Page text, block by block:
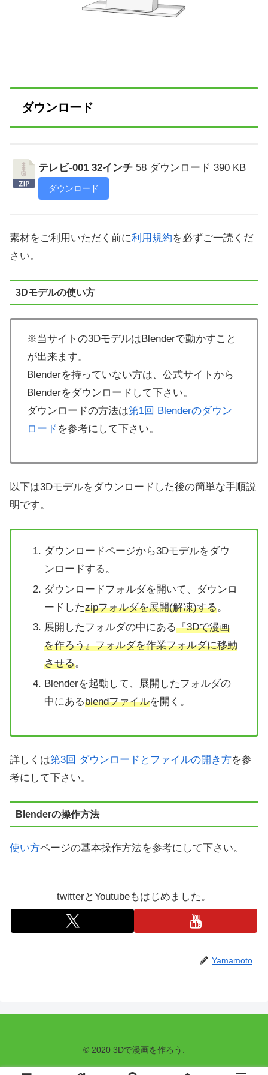
ダウンロード
テレビ-001 32インチ 58 ダウンロード 390 KB
ダウンロード
素材をご利用いただく前に利用規約を必ずご一読くだ
さい。
3Dモデルの使い方
※当サイトの3DモデルはBlenderで動かすこと
が出来ます。
Blenderを持っていない方は、公式サイトから
Blenderをダウンロードして下さい。
ダウンロードの方法は第1回 Blenderのダウン
ロード を参考にして下さい。
以下は3Dモデルをダウンロードした後の簡単な手順説
明です。
ダウンロードページから3Dモデルをダウ
ンロードする。
ダウンロードフォルダを開いて、ダウンロ
ードしたzipフォルダを展開(解凍)する。
展開したフォルダの中にある『3Dで漫画
を作ろう』フォルダを作業フォルダに移動
させる。
Blenderを起動して、展開したフォルダの
中にあるblendファイルを開く。
詳しくは第3回 ダウンロードとファイルの開き方を参
考にして下さい。
Blenderの操作方法
使い方ページの基本操作方法を参考にして下さい。
twitterとYoutubeもはじめました。
Yamamoto
© 2020 3Dで漫画を作ろう.